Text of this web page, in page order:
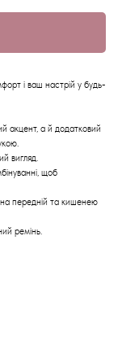
і ваш настрій у будь-
акцент, а й додатковий
вигляд.
щоб
на передній та кишенею
ремінь.